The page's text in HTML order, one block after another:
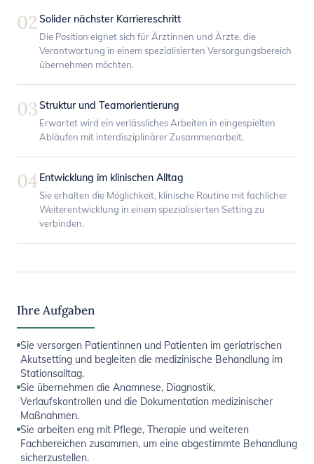
02 Solider nächster Karriereschritt
Die Position eignet sich für Ärztinnen und Ärzte, die
Verantwortung in einem spezialisierten Versorgungsbereich
übernehmen möchten.
03Struktur und Teamorientierung
Erwartet wird ein verlässliches Arbeiten in eingespielten
Abläufen mit interdisziplinärer Zusammenarbeit.
04 Entwicklung im klinischen Alltag
Sie erhalten die Möglichkeit, klinische Routine mit fachlicher
Weiterentwicklung in einem spezialisierten Setting zu
verbinden.
Ihre Aufgaben
Sie versorgen Patientinnen und Patienten im geriatrischen
Akutsetting und begleiten die medizinische Behandlung im
Stationsalltag.
Sie übernehmen die Anamnese, Diagnostik,
Verlaufskontrollen und die Dokumentation medizinischer
Maßnahmen.
Sie arbeiten eng mit Pflege, Therapie und weiteren
Fachbereichen zusammen, um eine abgestimmte Behandlung
sicherzustellen.